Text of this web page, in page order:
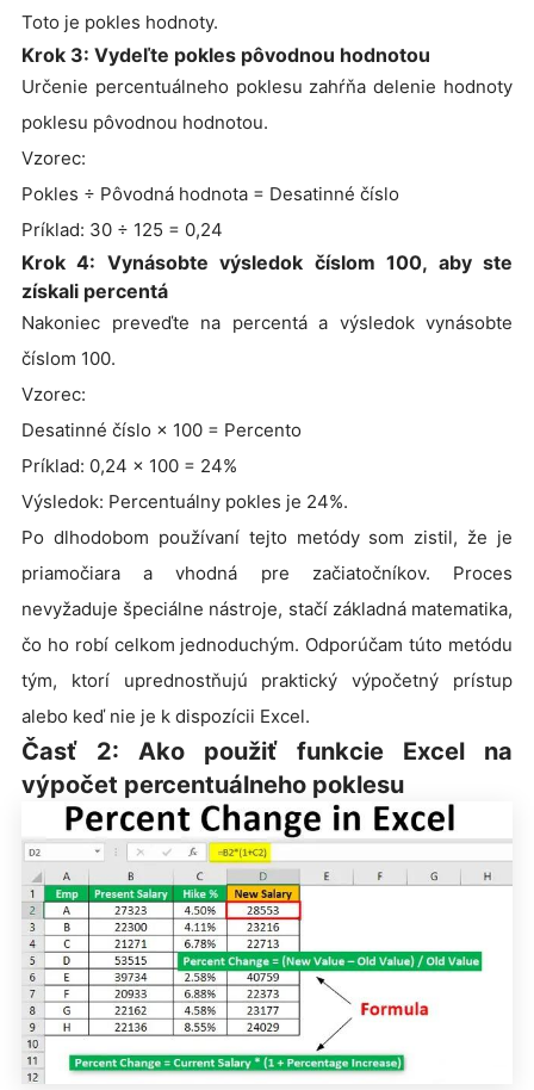
Toto je pokles hodnoty.
Krok 3: Vydeľte pokles pôvodnou hodnotou
Určenie percentuálneho poklesu zahŕňa delenie hodnoty
poklesu pôvodnou hodnotou.
Vzorec:
Pokles ÷ Pôvodná hodnota = Desatinné číslo
Príklad: 30 ÷ 125 = 0,24
Krok 4: Vynásobte výsledok číslom 100, aby ste
získali percentá
Nakoniec preveďte na percentá a výsledok vynásobte
číslom 100.
Vzorec:
Desatinné číslo × 100 = Percento
Príklad: 0,24 × 100 = 24%
Výsledok: Percentuálny pokles je 24%.
Po dlhodobom používaní tejto metódy som zistil, že je
priamočiara a vhodná pre začiatočníkov. Proces
nevyžaduje špeciálne nástroje, stačí základná matematika,
čo ho robí celkom jednoduchým. Odporúčam túto metódu
tým, ktorí uprednostňujú praktický výpočetný prístup
alebo keď nie je k dispozícii Excel.
Časť 2: Ako použiť funkcie Excel na
výpočet percentuálneho poklesu